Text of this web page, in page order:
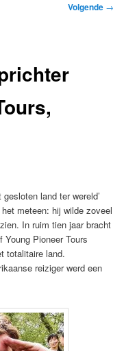
Volgende →
land ter wereld’
meteen: hij wilde zoveel
In ruim tien jaar bracht
Pioneer Tours
totalitaire land.
reiziger werd een